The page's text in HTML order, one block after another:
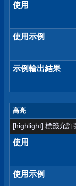
使用
使用示例
示例輸出結果
高亮
[highlight] 標籤允許
使用
使用示例